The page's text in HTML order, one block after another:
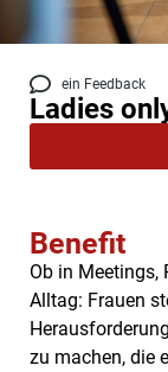
ein Feedback
Ladies
Benefit
Ob in Meetings,
Alltag: Frauen
zu machen, die